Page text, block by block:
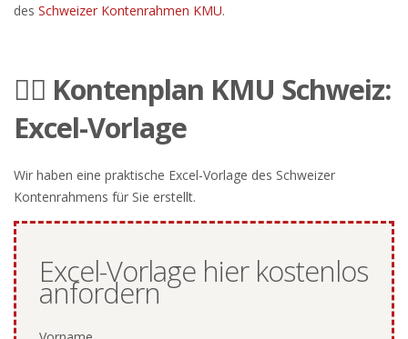
des Schweizer Kontenrahmen KMU.
👉🏼 Kontenplan KMU Schweiz:
Excel-Vorlage
Wir haben eine praktische Excel-Vorlage des Schweizer
Kontenrahmens für Sie erstellt.
Excel-Vorlage hier kostenlos
anfordern